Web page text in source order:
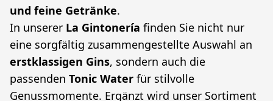
und feine Getränke.
In unserer La Gintonería finden Sie nicht nur
erstklassigen Gins, sondern auch die
passenden Tonic Water für stilvolle
Genussmomente. Ergänzt wird unser Sortiment